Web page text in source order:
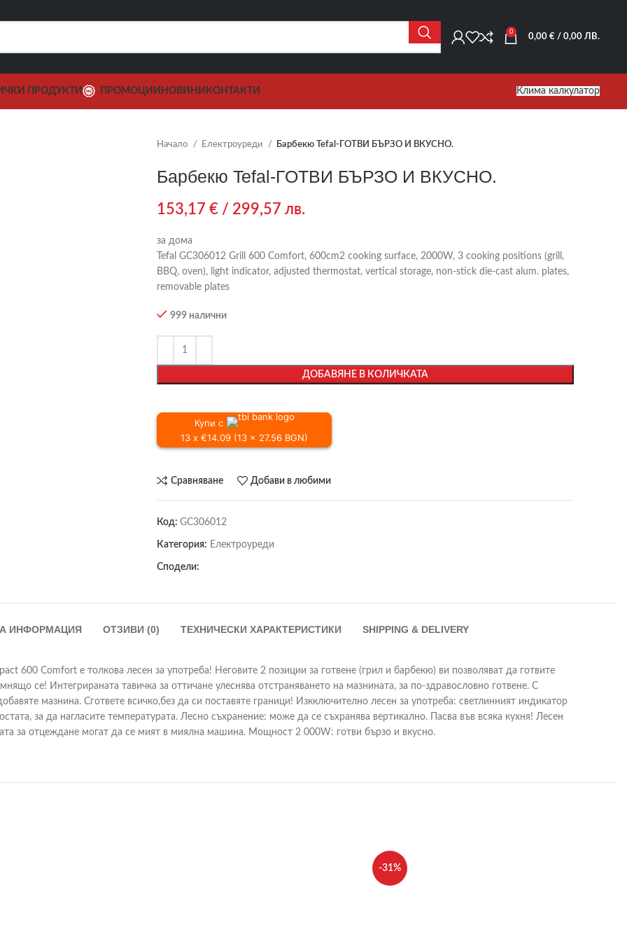
0
0,00€ / 0,00 ЛВ.
ПРОДУКТИ ПРОМОЦИИ НОВИНИ КОНТАКТИ Клима калкулатор
Начало Електроуреди Барбекю Tefal-ГОТВИ БЪРЗО И ВКУСНО.
Барбекю Tefal-ГОТВИ БЪРЗО И ВКУСНО.
153,17 € / 299,57 лв.
за дома
Tefal GC306012 Grill 600 Comfort, 600cm2 cooking surface, 2000W, 3 cooking positions (grill,
BBQ, oven), light indicator, adjusted thermostat, vertical storage, non-stick die-cast alum. plates,
removable plates
999 налични
ДОБАВЯНЕ В КОЛИЧКАТА
Купи с
13 x €14.09 (13 x 27.56 BGN)
Сравняване Добави в любими
Код: GC306012
Категория: Електроуреди
Сподели:
ИНФОРМАЦИЯ ОТЗИВИ (0) ТЕХНИЧЕСКИ ХАРАКТЕРИСТИКИ SHIPPING & DELIVERY
600 Comfort е толкова лесен за употреба! Неговите 2 позиции за готвене (грил и барбекю) ви позволяват да готвите
се! Интегрираната тавичка за оттичане улеснява отстраняването на мазнината, за по-здравословно готвене. С
мазнина. Сгответе всичко,без да си поставяте граници! Изкключително лесен за употреба: светлинният индикатор
за да нагласите температурата. Лесно съхранение: може да се съхранява вертикално. Пасва във всяка кухня! Лесен
за отцеждане могат да се мият в миялна машина. Мощност 2 000W: готви бързо и вкусно.
-31%